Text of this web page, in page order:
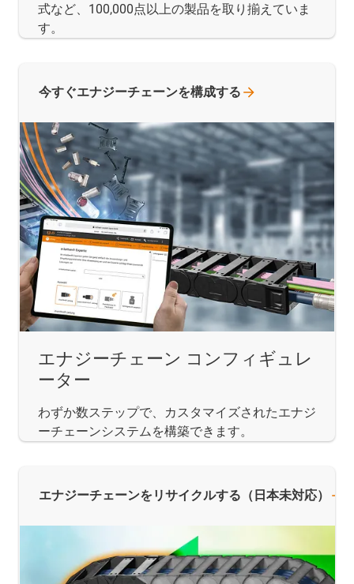
式など、100,000点以上の製品を取り揃えていま
す。
エナジーチェーン コンフィギュレ
ーター
わずか数ステップで、カスタマイズされたエナジ
ーチェーンシステムを構築できます。
今すぐエナジーチェーンを構成する
エナジーチェーンをリサイクルする（日本未対応）